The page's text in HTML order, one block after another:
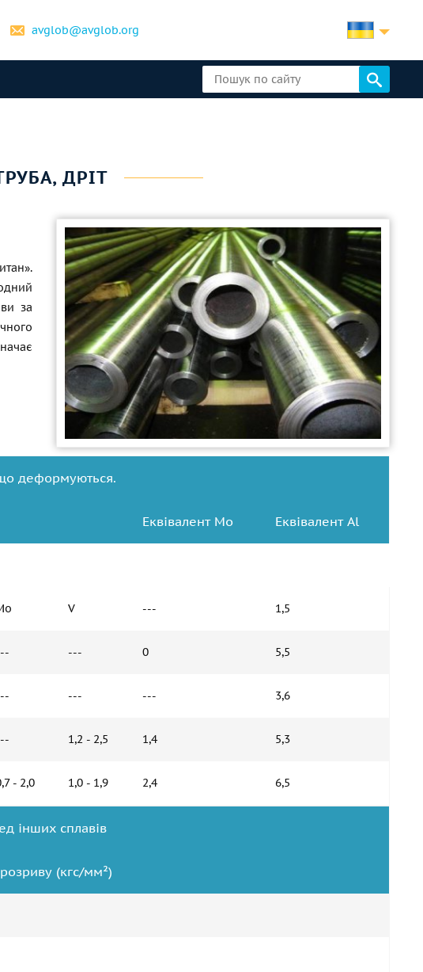
avglob@avglob.org
ДРІТ
за
що деформуються.
Еквівалент Mo Еквівалент Al
V --- 1,5
--- 0 5,5
--- --- 3,6
1,2 - 2,5 1,4 5,3
- 2,0 1,0 - 1,9 2,4 6,5
інших сплавів
(кгс/мм²)